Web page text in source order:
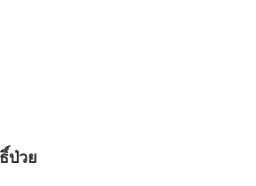
ป่วย